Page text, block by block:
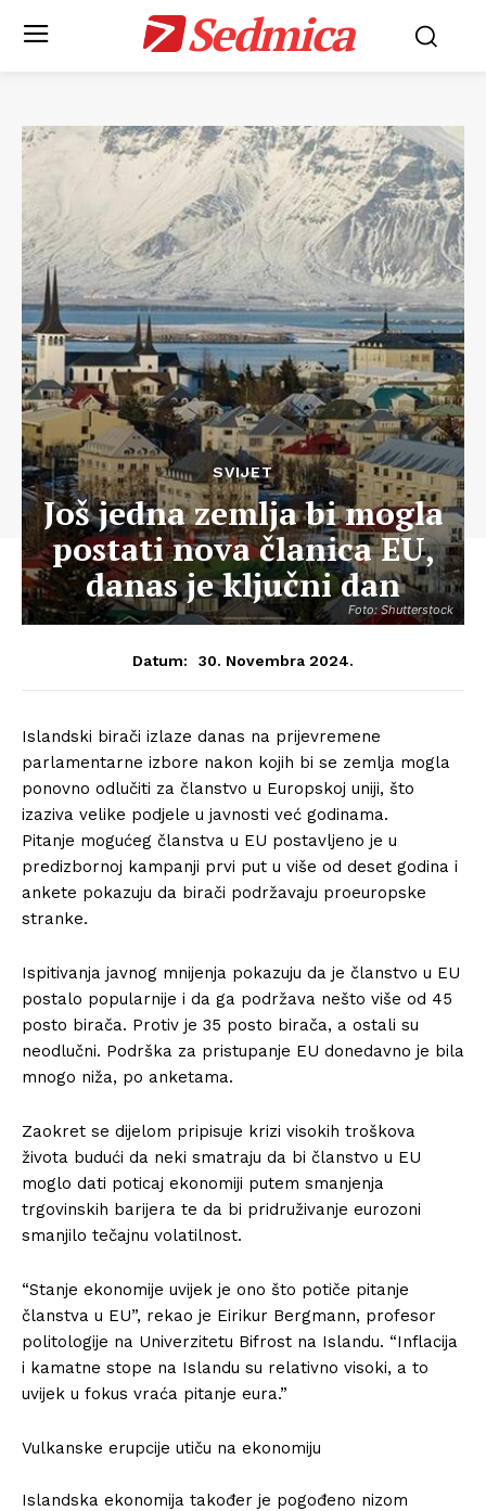
Sedmica
Foto: Shutterstock
SVIJET
Još jedna zemlja bi mogla
postati nova članica EU,
danas je ključni dan
Datum: 30. Novembra 2024.
Islandski birači izlaze danas na prijevremene
parlamentarne izbore nakon kojih bi se zemlja mogla
ponovno odlučiti za članstvo u Europskoj uniji, što
izaziva velike podjele u javnosti već godinama.
Pitanje mogućeg članstva u EU postavljeno je u
predizbornoj kampanji prvi put u više od deset godina i
ankete pokazuju da birači podržavaju proeuropske
stranke.
Ispitivanja javnog mnijenja pokazuju da je članstvo u EU
postalo popularnije i da ga podržava nešto više od 45
posto birača. Protiv je 35 posto birača, a ostali su
neodlučni. Podrška za pristupanje EU donedavno je bila
mnogo niža, po anketama.
Zaokret se dijelom pripisuje krizi visokih troškova
života budući da neki smatraju da bi članstvo u EU
moglo dati poticaj ekonomiji putem smanjenja
trgovinskih barijera te da bi pridruživanje eurozoni
smanjilo tečajnu volatilnost.
“Stanje ekonomije uvijek je ono što potiče pitanje
članstva u EU”, rekao je Eirikur Bergmann, profesor
politologije na Univerzitetu Bifrost na Islandu. “Inflacija
i kamatne stope na Islandu su relativno visoki, a to
uvijek u fokus vraća pitanje eura.”
Vulkanske erupcije utiču na ekonomiju
Islandska ekonomija također je pogođeno nizom